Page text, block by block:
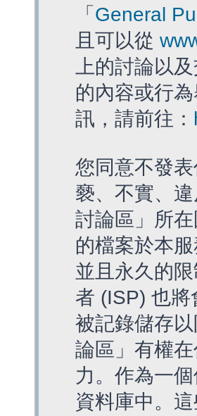
「 General
且可以從
上的討論以
的內容或行
訊，請前往：
您同意不發
褻、不實、
討論區」所
的檔案於本
並且永久的
者 (ISP) 也
被記錄儲存
論區」有權
力。作為一
資料庫中。